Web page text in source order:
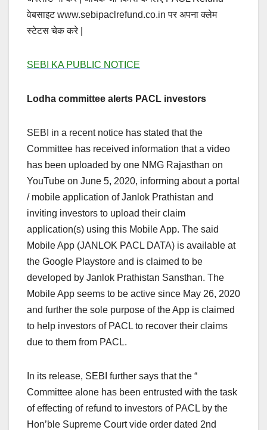
वेबसाइट www.sebipaclrefund.co.in पर अपना क्लेम
स्टेटस चेक करे |
SEBI KA PUBLIC NOTICE
Lodha committee alerts PACL investors
SEBI in a recent notice has stated that the
Committee has received information that a video
has been uploaded by one NMG Rajasthan on
YouTube on June 5, 2020, informing about a portal
/ mobile application of Janlok Prathistan and
inviting investors to upload their claim
application(s) using this Mobile App. The said
Mobile App (JANLOK PACL DATA) is available at
the Google Playstore and is claimed to be
developed by Janlok Prathistan Sansthan. The
Mobile App seems to be active since May 26, 2020
and further the sole purpose of the App is claimed
to help investors of PACL to recover their claims
due to them from PACL.
In its release, SEBI further says that the “
Committee alone has been entrusted with the task
of effecting of refund to investors of PACL by the
Hon’ble Supreme Court vide order dated 2nd